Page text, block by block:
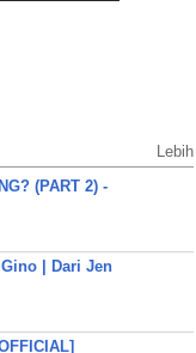
Lebih
(PART 2) -
| Dari Jen